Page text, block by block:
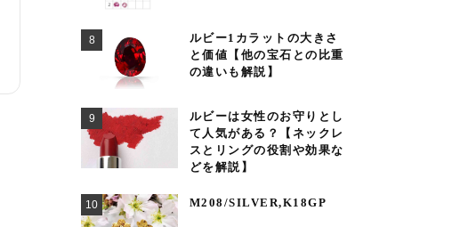
ルビー1カラットの大きさ
と価値【他の宝石との比重
の違いも解説】
ルビーは女性のお守りとし
て人気がある？【ネックレ
スとリングの役割や効果な
どを解説】
M208/SILVER,K18GP